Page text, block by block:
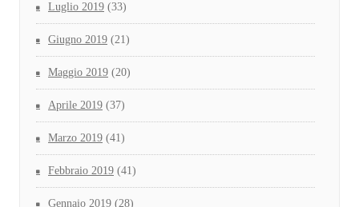
Luglio 2019 (33)
Giugno 2019 (21)
Maggio 2019 (20)
Aprile 2019 (37)
Marzo 2019 (41)
Febbraio 2019 (41)
Gennaio 2019 (28)